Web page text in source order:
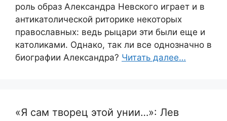
роль образ Александра Невского играет и в
антикатолической риторике некоторых
православных: ведь рыцари эти были еще и
католиками. Однако, так ли все однозначно в
биографии Александра? Читать далее…
«Я сам творец этой унии…»: Лев